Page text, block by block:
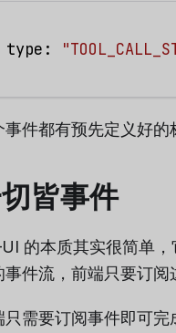
type
:
事件都有预先定义好的
皆事件
的本质其实很简单
事件流，前端只要订阅
只需要订阅事件即可完